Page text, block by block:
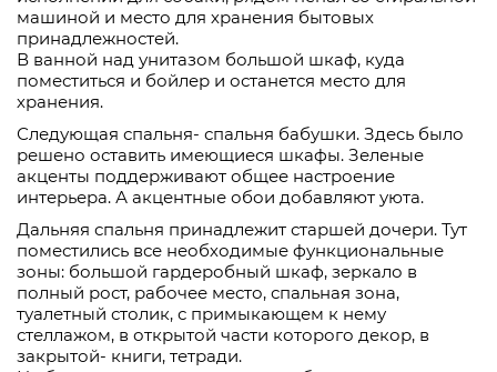
машиной и место для хранения бытовых
принадлежностей.
В ванной над унитазом большой шкаф, куда
поместиться и бойлер и останется место для
хранения.
Следующая спальня- спальня бабушки. Здесь было
решено оставить имеющиеся шкафы. Зеленые
акценты поддерживают общее настроение
интерьера. А акцентные обои добавляют уюта.
Дальняя спальня принадлежит старшей дочери. Тут
поместились все необходимые функциональные
зоны: большой гардеробный шкаф, зеркало в
полный рост, рабочее место, спальная зона,
туалетный столик, с примыкающем к нему
стеллажом, в открытой части которого декор, в
закрытой- книги, тетради.